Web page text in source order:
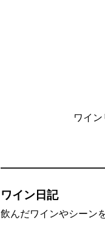
ワイ
ワイン日記
飲んだワインやシーン